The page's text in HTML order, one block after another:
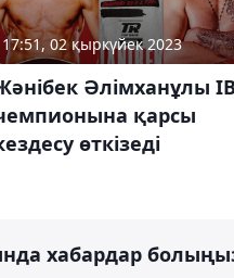
17:51, 02 қыркүйек 2023
Әлімханұлы
қарсы
өткізеді
хабардар